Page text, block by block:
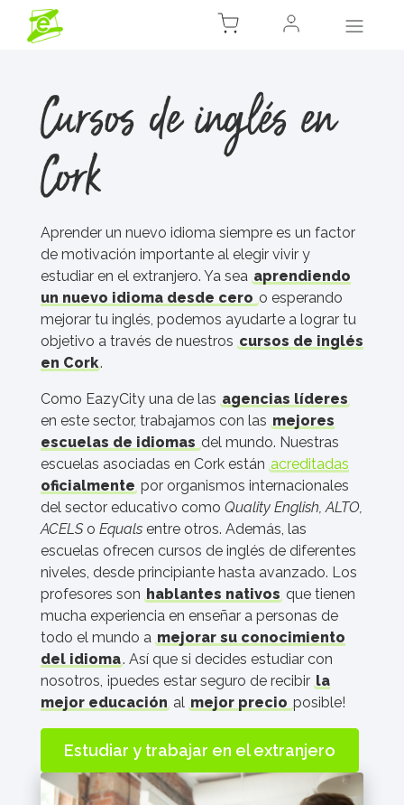
Cursos de inglés en
Cork
Aprender un nuevo idioma siempre es un factor
de motivación importante al elegir vivir y
estudiar en el extranjero. Ya sea aprendiendo
un nuevo idioma desde cero o esperando
mejorar tu inglés, podemos ayudarte a lograr tu
objetivo a través de nuestros cursos de inglés
en Cork.
Como EazyCity una de las agencias líderes
en este sector, trabajamos con las mejores
escuelas de idiomas del mundo. Nuestras
escuelas asociadas en Cork están acreditadas
oficialmente por organismos internacionales
del sector educativo como Quality English, ALTO,
ACELSo Equals entre otros. Además, las
escuelas ofrecen cursos de inglés de diferentes
niveles, desde principiante hasta avanzado. Los
profesores son hablantes nativos que tienen
mucha experiencia en enseñar a personas de
todo el mundo a mejorar su conocimiento
del idioma. Así que si decides estudiar con
nosotros, ¡puedes estar seguro de recibir la
mejor educación al mejor precio posible!
Estudiar y trabajar en el extranjero